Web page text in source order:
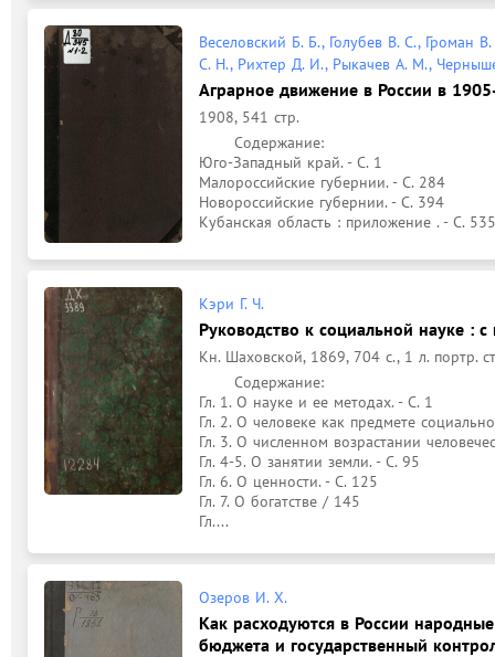
Веселовский Б. Б., Голубев В. С., Громан
С. Н., Рихтер Д. И., Рыкачев А. М.,
Аграрное движение в России в
1908, 541 стр.
Юго-Западный край. - С. 1
Малороссийские губернии. - С. 284
Новороссийские губернии. - С. 394
Кубанская область : приложение . - С. 535
Кэри Г. Ч.
Руководство к социальной науке :
Кн. Шаховской, 1869, 704 с., 1 л. портр.
Гл. 1. О науке и ее методах. - С. 1
Гл. 2. О человеке как предмете
Гл. 3. О численном возрастании
Гл. 4-5. О занятии земли. - С. 95
Гл. 6. О ценности. - С. 125
Гл. 7. О богатстве / 145
Гл....
Озеров И. Х.
Как расходуются в России
бюджета и государственный